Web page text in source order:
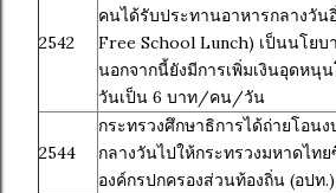
2542
คนได้รับประทานอาหารกลางวัน
Free School Lunch) เป็นนโย
นอกจากนี้ยังมีการเพิ่มเงินอุดหนุ
วันเป็น 6 บาท/คน/วัน
2544
กระทรวงศึกษาธิการได้ถ่ายโอน
กลางวันไปให้กระทรวงมหาดไท
องค์กรปกครองส่วนท้องถิ่น (อปท